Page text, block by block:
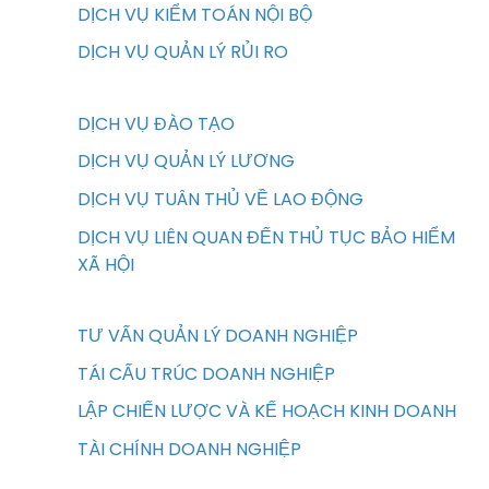
DỊCH VỤ KIỂM TOÁN NỘI BỘ
DỊCH VỤ QUẢN LÝ RỦI RO
DỊCH VỤ ĐÀO TẠO
DỊCH VỤ QUẢN LÝ LƯƠNG
DỊCH VỤ TUÂN THỦ VỀ LAO ĐỘNG
DỊCH VỤ LIÊN QUAN ĐẾN THỦ TỤC BẢO HIỂM
XÃ HỘI
TƯ VẤN QUẢN LÝ DOANH NGHIỆP
TÁI CẤU TRÚC DOANH NGHIỆP
LẬP CHIẾN LƯỢC VÀ KẾ HOẠCH KINH DOANH
TÀI CHÍNH DOANH NGHIỆP